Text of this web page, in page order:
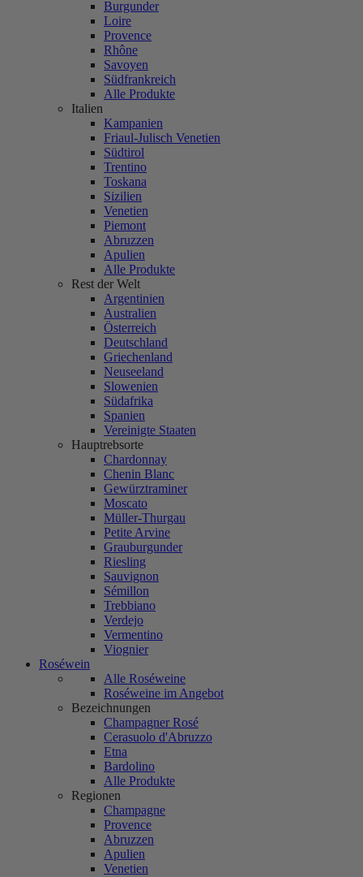
Burgunder
Loire
Provence
Rhône
Savoyen
Südfrankreich
Alle Produkte
Italien
Kampanien
Friaul-Julisch Venetien
Südtirol
Trentino
Toskana
Sizilien
Venetien
Piemont
Abruzzen
Apulien
Alle Produkte
Rest der Welt
Argentinien
Australien
Österreich
Deutschland
Griechenland
Neuseeland
Slowenien
Südafrika
Spanien
Vereinigte Staaten
Hauptrebsorte
Chardonnay
Chenin Blanc
Gewürztraminer
Moscato
Müller-Thurgau
Petite Arvine
Grauburgunder
Riesling
Sauvignon
Sémillon
Trebbiano
Verdejo
Vermentino
Viognier
Roséwein
Alle Roséweine
Roséweine im Angebot
Bezeichnungen
Champagner Rosé
Cerasuolo d'Abruzzo
Etna
Bardolino
Alle Produkte
Regionen
Champagne
Provence
Abruzzen
Apulien
Venetien